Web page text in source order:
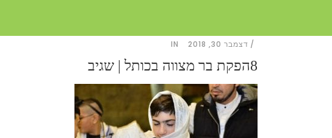
דצמבר 30, 2018 IN
8הפקת בר מצווה בכותל | שגיב